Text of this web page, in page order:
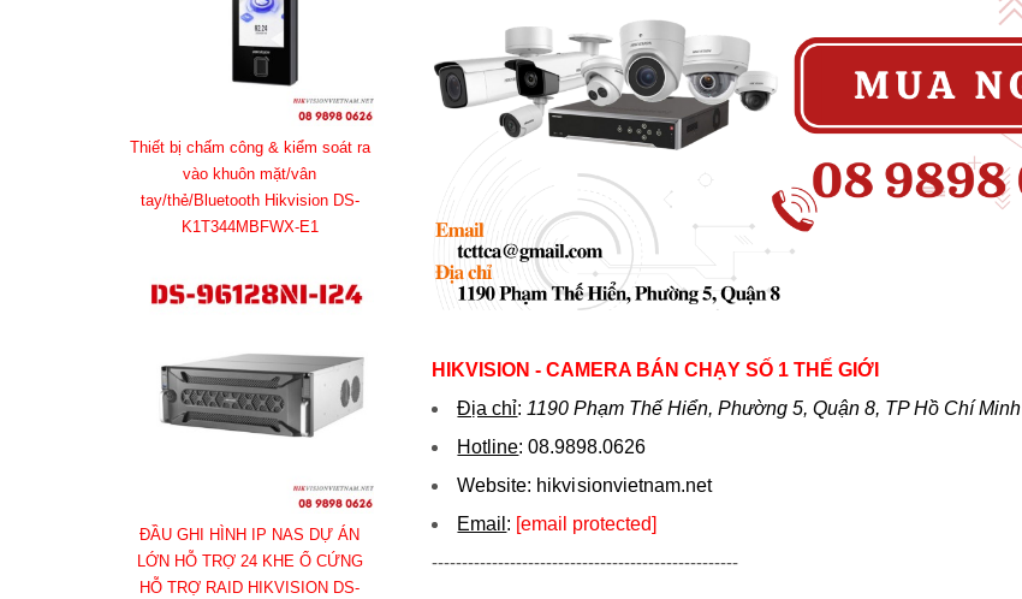
HIKVISION - CAMERA BÁN CHẠY SỐ 1 THẾ GIỚI
Địa chỉ: 1190 Phạm Thế Hiển, Phường 5, Quận 8, TP Hồ Chí Minh
Hotline:08.9898.0626
Website: hikvi sionvietnam.net
Email : [email protected]
---------------------------------------------------
Thiết bị chấm công & kiểm soát ra
vào khuôn mặt/vân
tay/thẻ/Bluetooth Hikvision DS-
K1T344MBFWX-E1
ĐẦU GHI HÌNH IP NAS DỰ ÁN
LỚN HỖ TRỢ 24 KHE Ổ CỨNG
HỖ TRỢ RAID HIKVISION DS-